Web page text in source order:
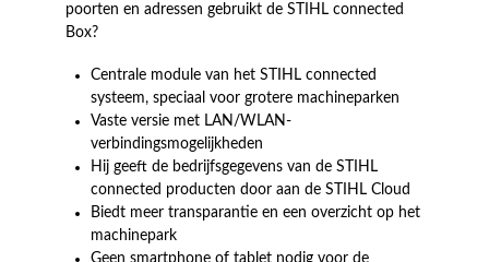
poorten en adressen gebruikt de STIHL connected
Box?
Centrale module van het STIHL connected
systeem, speciaal voor grotere machineparken
Vaste versie met LAN/WLAN-
verbindingsmogelijkheden
Hij geeft de bedrijfsgegevens van de STIHL
connected producten door aan de STIHL Cloud
Biedt meer transparantie en een overzicht op het
machinepark
Geen smartphone of tablet nodig voor de